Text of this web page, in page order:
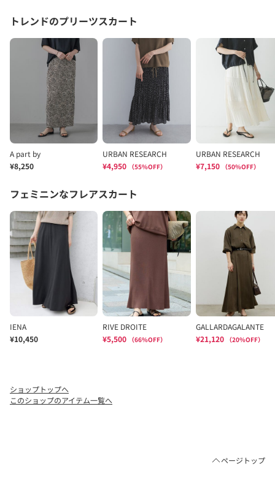
ショップトップへ
このショップのアイテム一覧へ
ページトップ